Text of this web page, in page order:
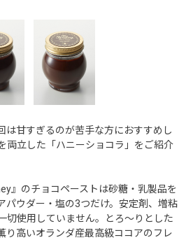
は甘すぎるのが苦手な方におすすめし
両立した「ハニーショコラ」をご紹介
』のチョコペーストは砂糖・乳製品を
パウダー・塩の3つだけ。安定剤、増粘
切使用していません。とろ～りとした
り高いオランダ産最高級ココアのフレ